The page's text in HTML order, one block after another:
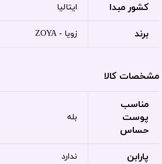
کشور مبدا ایتالیا
برند زویا - ZOYA
مشخصات کالا
مناسب
پوست
حساس
بله
پارابن ندارد